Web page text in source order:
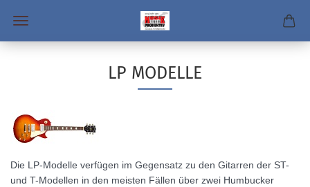
LP MODELLE
Die LP-Modelle verfügen im Gegensatz zu den Gitarren der ST-
und T-Modellen in den meisten Fällen über zwei Humbucker